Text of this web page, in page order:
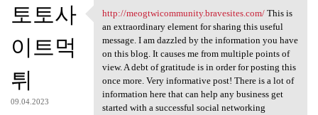
토토사
이트먹
튀
09.04.2023
http://meogtwicommunity
http://meogtwicommunity.bravesites.com/This is
an extraordinary element for sharing this useful
message. I am dazzled by the information you have
on this blog. It causes me from multiple points of
view. A debt of gratitude is in order for posting this
once more. Very informative post! There is a lot of
information here that can help any business get
started with a successful social networking